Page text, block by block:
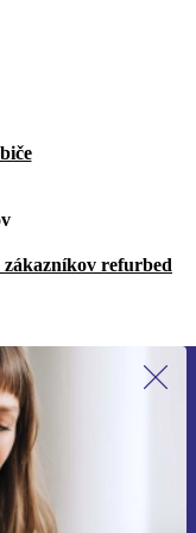
zákazníkov refurbed
newsletter!